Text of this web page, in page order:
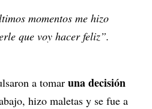
momentos me hizo
que voy hacer feliz”.
a tomar una decisión
hizo maletas y se fue a